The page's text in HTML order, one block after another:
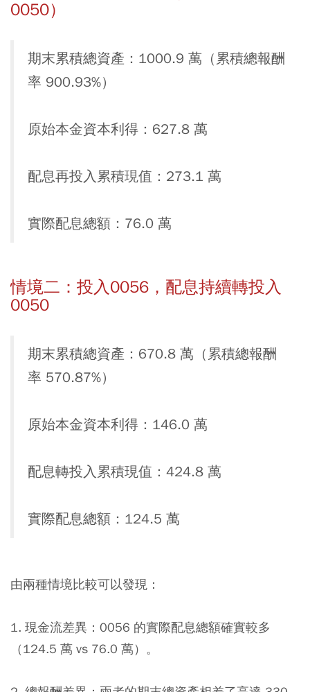
0050）
期末累積總資產：1000.9 萬（累積總報酬
率 900.93%）
原始本金資本利得：627.8 萬
配息再投入累積現值：273.1 萬
實際配息總額：76.0 萬
情境二：投入0056，配息持續轉投入
0050
期末累積總資產：670.8 萬（累積總報酬
率 570.87%）
原始本金資本利得：146.0 萬
配息轉投入累積現值：424.8 萬
實際配息總額：124.5 萬
由兩種情境比較可以發現：
1. 現金流差異：0056 的實際配息總額確實較多
（124.5 萬 vs 76.0 萬）。